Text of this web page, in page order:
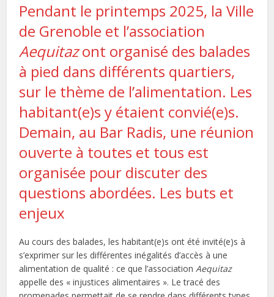
Pendant le printemps 2025, la Ville
de Grenoble et l’association
Aequitazont organisé des balades
à pied dans différents quartiers,
sur le thème de l’alimentation. Les
habitant(e)s y étaient convié(e)s.
Demain, au Bar Radis, une réunion
ouverte à toutes et tous est
organisée pour discuter des
questions abordées. Les buts et
enjeux
Au cours des balades, les habitant(e)s ont été invité(e)s à
s’exprimer sur les différentes inégalités d’accès à une
alimentation de qualité : ce que l’associationAequitaz
appelle des « injustices alimentaires ». Le tracé des